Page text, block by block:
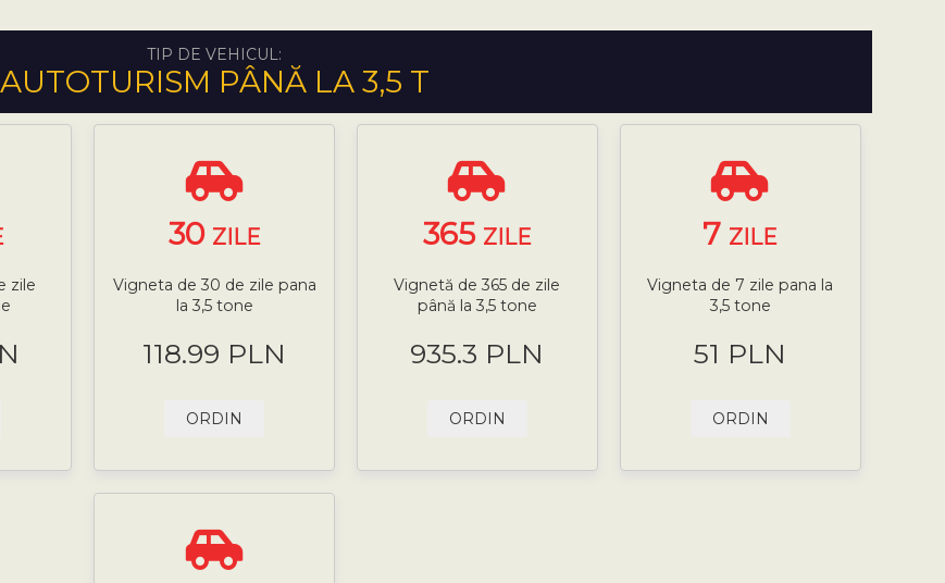
TIP DE VEHICUL:
AUTOTURISM PÂNĂ LA 3,5 T
zile
30 ZILE
Vigneta de 30 de zile pana
la 3,5 tone
118.99 PLN
ORDIN
365 ZILE
Vignetă de 365 de zile
până la 3,5 tone
935.3 PLN
ORDIN
7 ZILE
Vigneta de 7 zile pana la
3,5 tone
51 PLN
ORDIN